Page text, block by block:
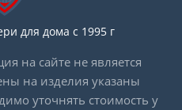
для дома с 1995 г
на сайте не является
на изделия указаны
уточнять стоимость у